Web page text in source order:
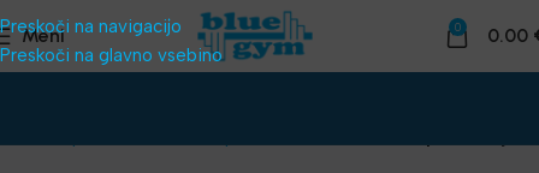
Preskoči na navigacijo
Preskoči na glavno vsebino
Meni 0 0.00